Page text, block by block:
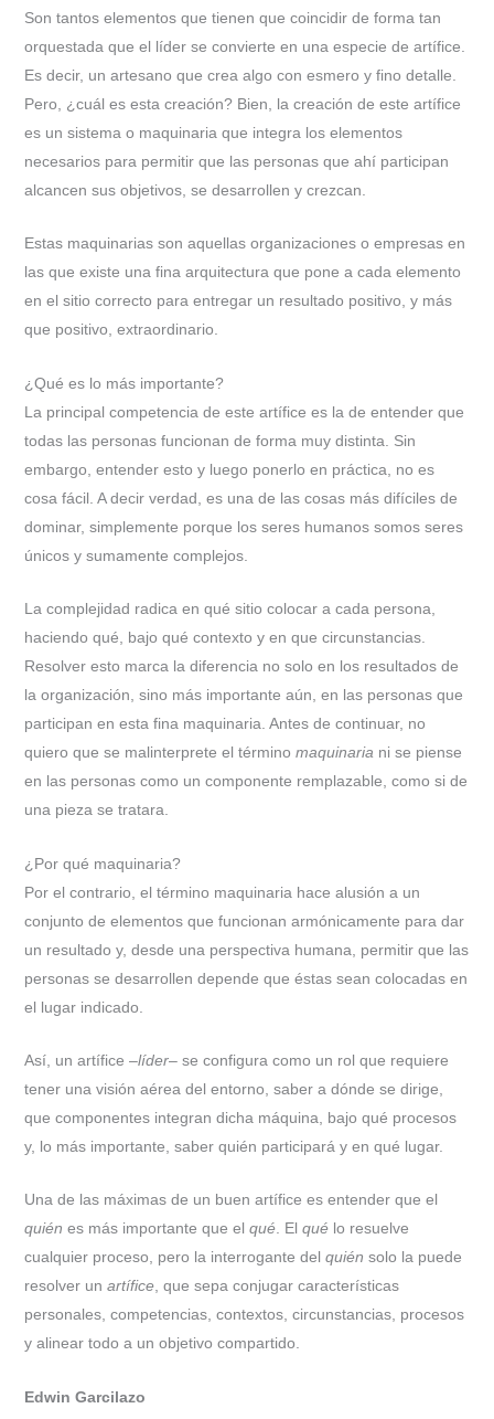
Son tantos elementos que tienen que coincidir de forma tan
orquestada que el líder se convierte en una especie de artífice.
Es decir, un artesano que crea algo con esmero y fino detalle.
Pero, ¿cuál es esta creación? Bien, la creación de este artífice
es un sistema o maquinaria que integra los elementos
necesarios para permitir que las personas que ahí participan
alcancen sus objetivos, se desarrollen y crezcan.
Estas maquinarias son aquellas organizaciones o empresas en
las que existe una fina arquitectura que pone a cada elemento
en el sitio correcto para entregar un resultado positivo, y más
que positivo, extraordinario.
¿Qué es lo más importante?
La principal competencia de este artífice es la de entender que
todas las personas funcionan de forma muy distinta. Sin
embargo, entender esto y luego ponerlo en práctica, no es
cosa fácil. A decir verdad, es una de las cosas más difíciles de
dominar, simplemente porque los seres humanos somos seres
únicos y sumamente complejos.
La complejidad radica en qué sitio colocar a cada persona,
haciendo qué, bajo qué contexto y en que circunstancias.
Resolver esto marca la diferencia no solo en los resultados de
la organización, sino más importante aún, en las personas que
participan en esta fina maquinaria. Antes de continuar, no
quiero que se malinterprete el término maquinaria ni se piense
en las personas como un componente remplazable, como si de
una pieza se tratara.
¿Por qué maquinaria?
Por el contrario, el término maquinaria hace alusión a un
conjunto de elementos que funcionan armónicamente para dar
un resultado y, desde una perspectiva humana, permitir que las
personas se desarrollen depende que éstas sean colocadas en
el lugar indicado.
Así, un artífice –líder– se configura como un rol que requiere
tener una visión aérea del entorno, saber a dónde se dirige,
que componentes integran dicha máquina, bajo qué procesos
y, lo más importante, saber quién participará y en qué lugar.
Una de las máximas de un buen artífice es entender que el
quién es más importante que el qué. El quélo resuelve
cualquier proceso, pero la interrogante del quién solo la puede
resolver un artífice, que sepa conjugar características
personales, competencias, contextos, circunstancias, procesos
y alinear todo a un objetivo compartido.
Edwin Garcilazo